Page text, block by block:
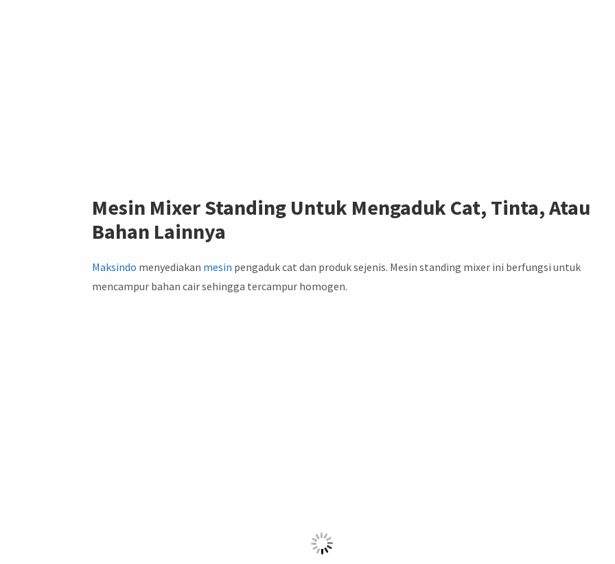
Mesin Mixer Standing Untuk Mengaduk Cat, Tinta, Atau
Bahan Lainnya
Maksindo menyediakan mesin pengaduk cat dan produk sejenis. Mesin standing mixer ini berfungsi untuk
mencampur bahan cair sehingga tercampur homogen.